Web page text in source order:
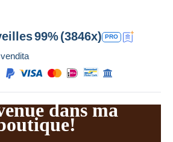
99%(3846x) PRO
dans ma